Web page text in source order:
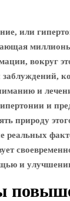
или
вокруг
и
и
природу
реальных
и